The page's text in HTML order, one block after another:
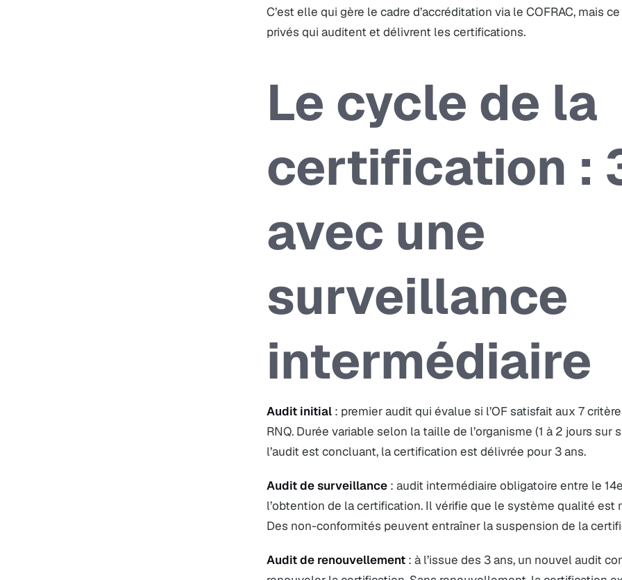
C’est elle qui gère le cadre d’accréditation via le COFRAC, mais
privés qui auditent et délivrent les certifications.
Le cycle de la
certification :
avec une
surveillance
intermédiaire
Audit initial : premier audit qui évalue si l’OF satisfait aux 7
RNQ. Durée variable selon la taille de l’organisme (1 à 2 jours sur
l’audit est concluant, la certification est délivrée pour 3 ans.
Audit de surveillance : audit intermédiaire obligatoire entre le
l’obtention de la certification. Il vérifie que le système qualité est
Des non-conformités peuvent entraîner la suspension de la
Audit de renouvellement : à l’issue des 3 ans, un nouvel audit